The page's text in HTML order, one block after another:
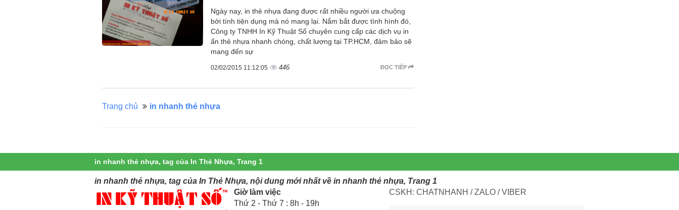
Ngày nay, in thẻ nhựa đang được rất nhiều người ưa chuộng
bởi tính tiện dụng mà nó mang lại. Nắm bắt được tình hình đó,
Công ty TNHH In Kỹ Thuật Số chuyên cung cấp các dịch vụ in
ấn thẻ nhựa nhanh chóng, chất lượng tại TP.HCM, đảm bảo sẽ
mang đến sự
ĐỌC TIẾP
02/02/2015 11:12:05 446
Trang chủ in nhanh thẻ nhựa
in nhanh thẻ nhựa, tag của In Thẻ Nhựa, Trang 1
in nhanh thẻ nhựa, tag của In Thẻ Nhựa, nội dung mới nhất về in nhanh thẻ nhựa, Trang 1
Giờ làm việc
Thứ 2 - Thứ 7 : 8h - 19h
CSKH: CHATNHANH / ZALO / VIBER